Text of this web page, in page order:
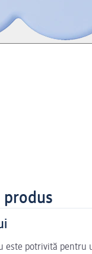
este potrivită pentru